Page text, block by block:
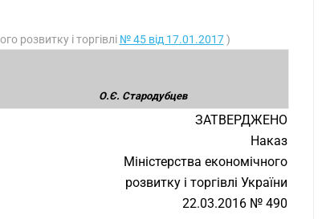
розвитку і торгівлі № 45 від 17.01.2017)
О.Є. Стародубцев
ЗАТВЕРДЖЕНО
Наказ
Міністерства економічного
розвитку і торгівлі України
22.03.2016 № 490